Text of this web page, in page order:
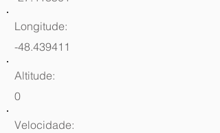
Longitude:
-48.439411
Altitude:
0
Velocidade: